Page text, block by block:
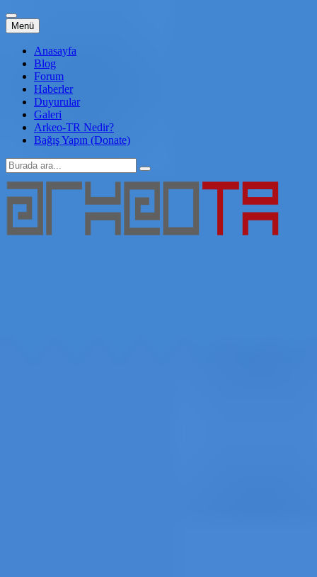
Menü İçeriğe
atla
Anasayfa
Blog
Forum
Haberler
Duyurular
Galeri
Arkeo-TR Nedir?
Bağış Yapın (Donate)
Arama: